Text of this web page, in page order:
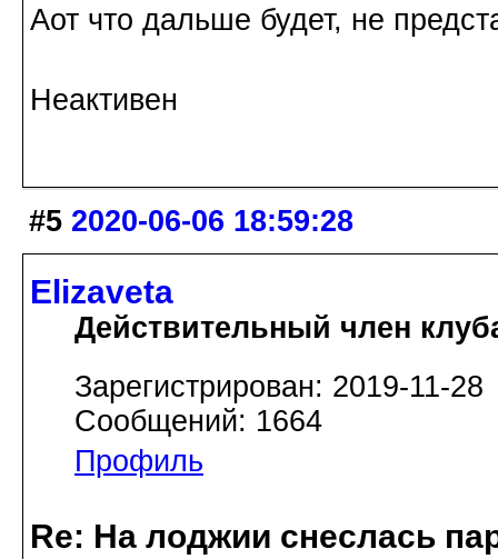
Аот что дальше будет, не
Неактивен
#5 2020-06-06 18:59:28
Elizaveta
Действительный член
Зарегистрирован: 2019-11-28
Сообщений: 1664
Профиль
Re: На лоджии снеслась